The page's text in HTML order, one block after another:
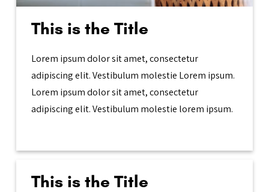
This is the Title
Lorem ipsum dolor sit amet, consectetur
adipiscing elit. Vestibulum molestie Lorem ipsum.
Lorem ipsum dolor sit amet, consectetur
adipiscing elit. Vestibulum molestie lorem ipsum.
This is the Title